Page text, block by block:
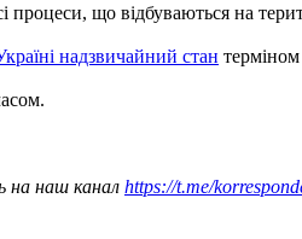
що відбуваються на
надзвичайний стан
на наш канал https://t.me/